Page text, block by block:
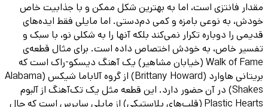
مقدار فانتزی است، اما به بهترین شکل ممکن و با جذابیت خاص
خودش، به نوعی بامزه و کمی دم‌دستی‌. اما مایلی فقط ایده‌های
قدیمی را دوباره تکرار نمی‌کند بلکه آنها را به شکلی نو، با سبک و
تفسیر خاص، به خودش اختصاص داده است. برای مثال قطعه‌ی
Walk of Fame (خیابان مشاهیر) یک آهنگ دیسکو-راک است که
بریتانی هاوارد (Brittany Howard) از گروه آلاباما شیکس (Alabama
Shakes) در آن حضور دارد. این قطعه مثل یک تک‌آهنگ از آلبوم
Plastic Hearts (قلب‌های پلاستیکی) از مایلی سایرس است که حال